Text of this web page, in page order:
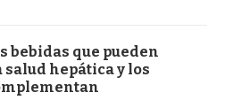
bebidas que pueden
hepática y los